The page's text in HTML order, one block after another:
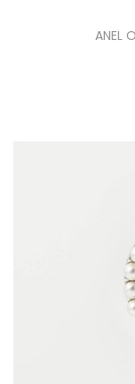
ANEL